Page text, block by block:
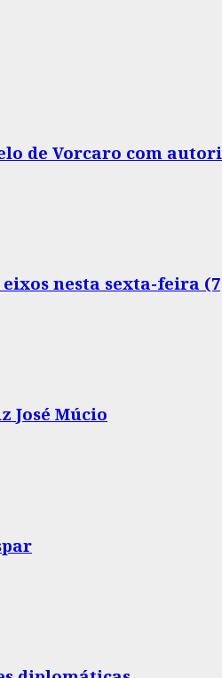
de Vorcaro com
nesta sexta-feira
José Múcio